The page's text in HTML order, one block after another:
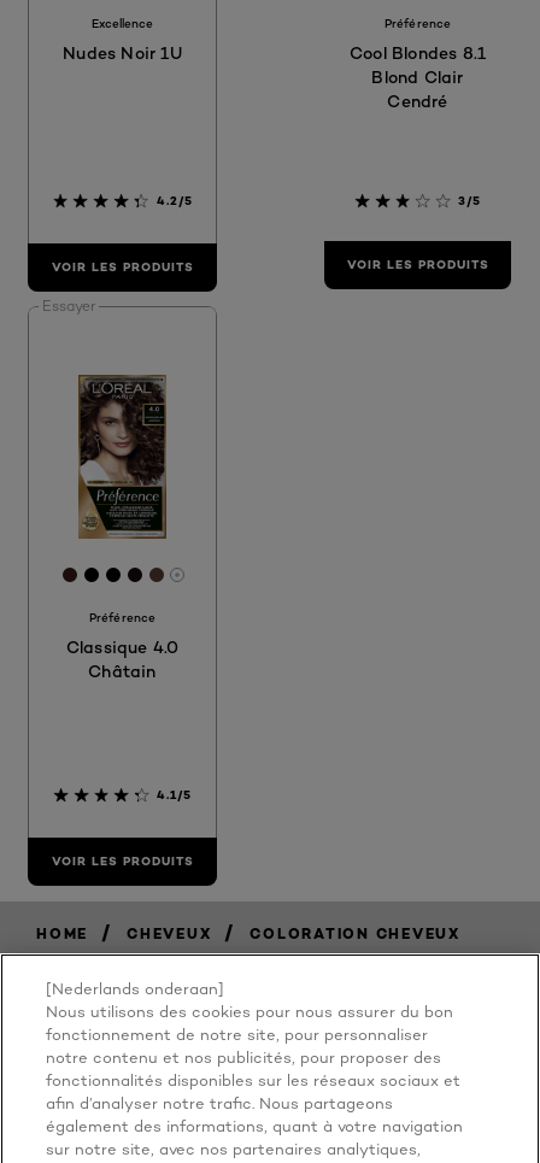
Excellence
Nudes Noir 1U
4.2/5
VOIR LES PRODUITS
Préférence
Cool Blondes 8.1
Blond Clair
Cendré
3/5
VOIR LES PRODUITS
Essayer
[Color]: #371d15
[Color]: #000000
[Color]: #000309
[Color]: #140c0c
[Color]: #563c30
More shades are available
Préférence
Classique 4.0
Châtain
4.1/5
VOIR LES PRODUITS
HOME / CHEVEUX / COLORATION CHEVEUX
BECAUSE
YOU'RE
[Nederlands onderaan]
Nous utilisons des cookies pour nous assurer du bon
fonctionnement de notre site, pour personnaliser
notre contenu et nos publicités, pour proposer des
fonctionnalités disponibles sur les réseaux sociaux et
afin d’analyser notre trafic. Nous partageons
également des informations, quant à votre navigation
sur notre site, avec nos partenaires analytiques,